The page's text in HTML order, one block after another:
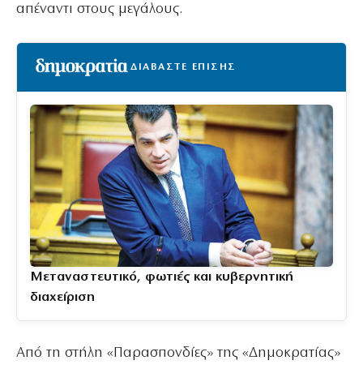
απέναντι στους μεγάλους.
ΔΙΑΒΑΣΤΕ ΕΠΙΣΗΣ
Μεταναστευτικό, φωτιές και κυβερνητική
διαχείριση
Από τη στήλη «Παρασπονδίες» της «Δημοκρατίας»